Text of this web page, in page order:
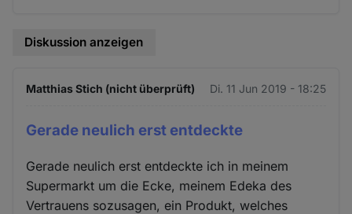
Diskussion anzeigen
Matthias Stich (nicht überprüft) Di. 11 Jun 2019 - 18:25
Gerade neulich erst entdeckte
Gerade neulich erst entdeckte ich in meinem
Supermarkt um die Ecke, meinem Edeka des
Vertrauens sozusagen, ein Produkt, welches